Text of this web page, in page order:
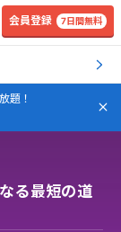
会員登録 7日間無料
題！
る最短の道